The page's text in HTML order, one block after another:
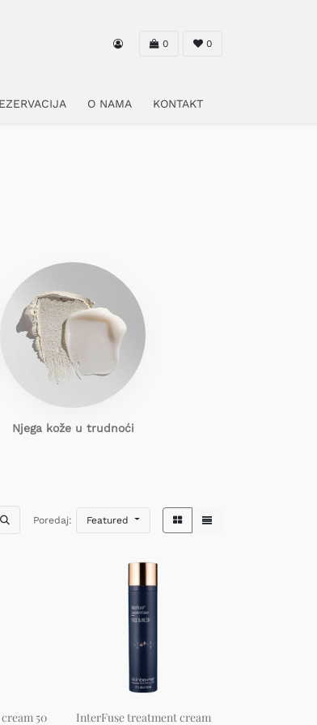
0 0
O NAMA KONTAKT
Njega kože u trudnoći
Poredaj: Featured
50
InterFuse treatment cream